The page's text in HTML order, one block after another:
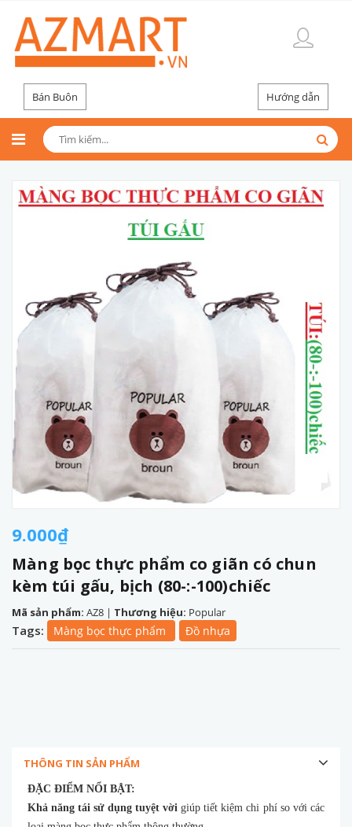
Bán Buôn Hướng dẫn
9.000₫
Màng bọc thực phẩm co giãn có chun
kèm túi gấu, bịch (80-:-100)chiếc
Mã sản phẩm: AZ8 | Thương hiệu: Popular
Tags: Màng bọc thực phẩm Đồ nhựa
THÔNG TIN SẢN PHẨM
ĐẶC ĐIỂM NỔI BẬT:
Khả năng tái sử dụng tuyệt vờigiúp tiết kiệm chi phí so với các